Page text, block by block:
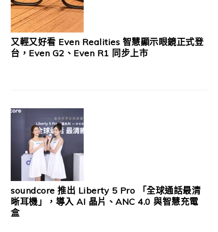
又輕又好看 Even Realities 智慧顯示眼鏡正式登
台，Even G2、Even R1 同步上市
soundcore 推出 Liberty 5 Pro 「全球通話最清
晰耳機」，導入 AI 晶片、ANC 4.0 與智慧充電
盒